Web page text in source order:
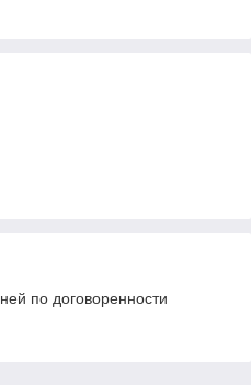
по договоренности